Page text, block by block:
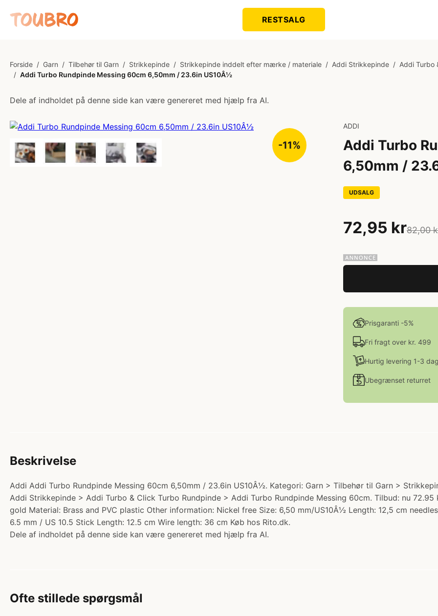
RESTSALG
Forside / Garn / Tilbehør til Garn / Strikkepinde / Strikkepinde inddelt efter mærke / materiale / Addi Strikkepinde / Addi Turbo
/ Addi Turbo Rundpinde Messing 60cm 6,50mm / 23.6in US10Â½
Dele af indholdet på denne side kan være genereret med hjælp fra AI.
-11%
ADDI
Addi Turbo
6,50mm /
UDSALG
72,95 kr82,00
Prisgaranti -5%
Fri fragt over kr. 499
Hurtig levering 1-3
Ubegrænset returret
Beskrivelse
Addi Addi Turbo Rundpinde Messing 60cm 6,50mm / 23.6in US10Â½. Kategori: Garn > Tilbehør til Garn >
Addi Strikkepinde > Addi Turbo & Click Turbo Rundpinde > Addi Turbo Rundpinde Messing 60cm. Tilbud: nu 72.95
gold Material: Brass and PVC plastic Other information: Nickel free Size: 6,50 mm/US10Â½ Length: 12,5 cm
6.5 mm / US 10.5 Stick Length: 12.5 cm Wire length: 36 cm Køb hos Rito.dk.
Dele af indholdet på denne side kan være genereret med hjælp fra AI.
Ofte stillede spørgsmål